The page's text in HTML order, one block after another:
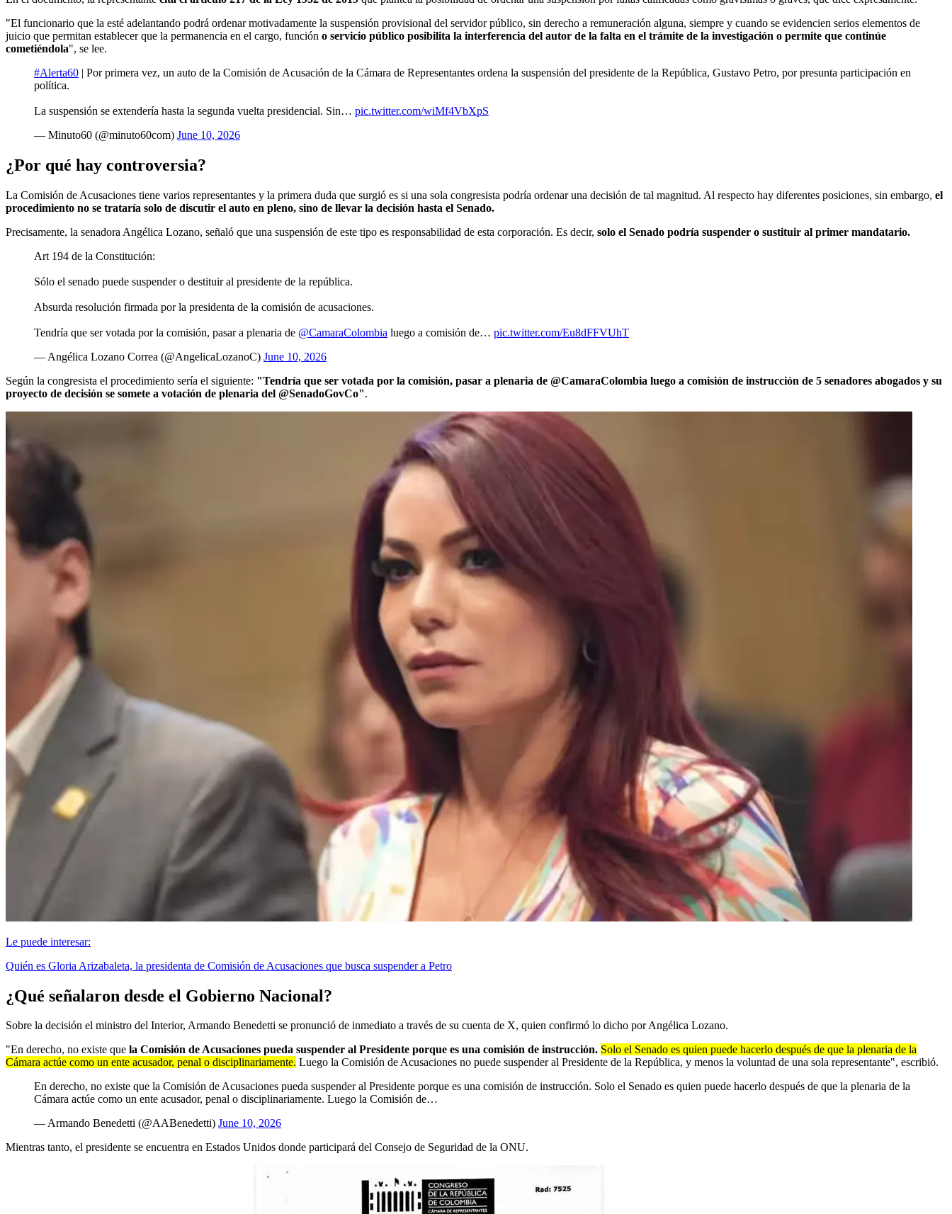
"El funcionario que la esté adelantando podrá ordenar motivadamente la suspensión provisional del servidor público, sin derecho a remuneración alguna, siempre y cuando se evidencien serios elementos de
juicio que permitan establecer que la permanencia en el cargo, función o servicio público posibilita la interferencia del autor de la falta en el trámite de la investigación o permite que continúe
cometiéndola", se lee.
#Alerta60 | Por primera vez, un auto de la Comisión de Acusación de la Cámara de Representantes ordena la suspensión del presidente de la República, Gustavo Petro, por presunta participación en
política.
La suspensión se extendería hasta la segunda vuelta presidencial. Sin… pic.twitter.com/wiMf4VbXpS
— Minuto60 (@minuto60com) June 10, 2026
¿Por qué hay controversia?
La Comisión de Acusaciones tiene varios representantes y la primera duda que surgió es si una sola congresista podría ordenar una decisión de tal magnitud. Al respecto hay diferentes posiciones, sin embargo, el
procedimiento no se trataría solo de discutir el auto en pleno, sino de llevar la decisión hasta el Senado.
Precisamente, la senadora Angélica Lozano, señaló que una suspensión de este tipo es responsabilidad de esta corporación. Es decir, solo el Senado podría suspender o sustituir al primer mandatario.
Art 194 de la Constitución:
Sólo el senado puede suspender o destituir al presidente de la república.
Absurda resolución firmada por la presidenta de la comisión de acusaciones.
Tendría que ser votada por la comisión, pasar a plenaria de @CamaraColombia luego a comisión de… pic.twitter.com/Eu8dFFVUhT
— Angélica Lozano Correa (@AngelicaLozanoC) June 10, 2026
Según la congresista el procedimiento sería el siguiente: "Tendría que ser votada por la comisión, pasar a plenaria de @CamaraColombia luego a comisión de instrucción de 5 senadores abogados y su
proyecto de decisión se somete a votación de plenaria del @SenadoGovCo".
Le puede interesar:
Quién es Gloria Arizabaleta, la presidenta de Comisión de Acusaciones que busca suspender a Petro
¿Qué señalaron desde el Gobierno Nacional?
Sobre la decisión el ministro del Interior, Armando Benedetti se pronunció de inmediato a través de su cuenta de X, quien confirmó lo dicho por Angélica Lozano.
"En derecho, no existe que la Comisión de Acusaciones pueda suspender al Presidente porque es una comisión de instrucción. Solo el Senado es quien puede hacerlo después de que la plenaria de la
Cámara actúe como un ente acusador, penal o disciplinariamente. Luego la Comisión de Acusaciones no puede suspender al Presidente de la República, y menos la voluntad de una sola representante", escribió.
En derecho, no existe que la Comisión de Acusaciones pueda suspender al Presidente porque es una comisión de instrucción. Solo el Senado es quien puede hacerlo después de que la plenaria de la
Cámara actúe como un ente acusador, penal o disciplinariamente. Luego la Comisión de…
— Armando Benedetti (@AABenedetti) June 10, 2026
Mientras tanto, el presidente se encuentra en Estados Unidos donde participará del Consejo de Seguridad de la ONU.